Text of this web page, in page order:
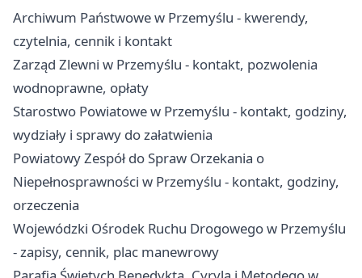
Archiwum Państwowe w Przemyślu - kwerendy,
czytelnia, cennik i kontakt
Zarząd Zlewni w Przemyślu - kontakt, pozwolenia
wodnoprawne, opłaty
Starostwo Powiatowe w Przemyślu - kontakt, godziny,
wydziały i sprawy do załatwienia
Powiatowy Zespół do Spraw Orzekania o
Niepełnosprawności w Przemyślu - kontakt, godziny,
orzeczenia
Wojewódzki Ośrodek Ruchu Drogowego w Przemyślu
- zapisy, cennik, plac manewrowy